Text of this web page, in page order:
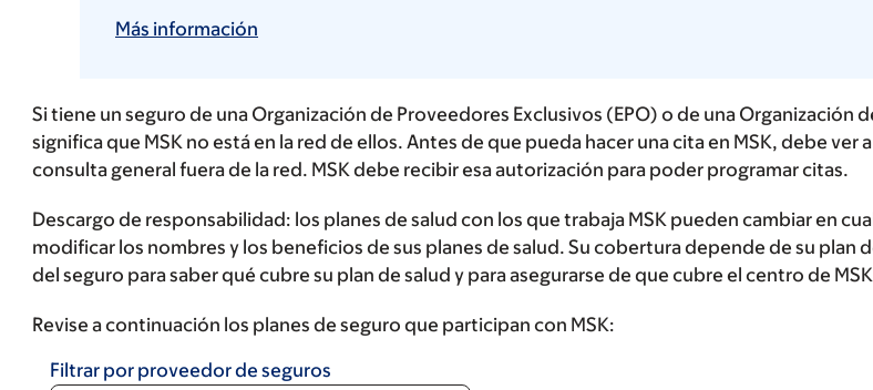
Más información
Si tiene un seguro de una Organización de Proveedores Exclusivos (EPO) o de una Organización
significa que MSK no está en la red de ellos. Antes de que pueda hacer una cita en MSK, debe
consulta general fuera de la red. MSK debe recibir esa autorización para poder programar citas.
Descargo de responsabilidad: los planes de salud con los que trabaja MSK pueden cambiar en
modificar los nombres y los beneficios de sus planes de salud. Su cobertura depende de su plan
del seguro para saber qué cubre su plan de salud y para asegurarse de que cubre el centro de
Revise a continuación los planes de seguro que participan con MSK:
Filtrar por proveedor de seguros